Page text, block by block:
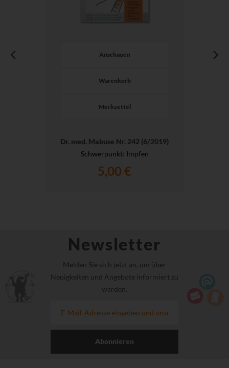
Anschauen
Warenkorb
Merkzettel
Dr. med. Mabuse Nr. 242 (6/2019)
Schwerpunkt: Impfen
5,00 €
Newsletter
Melden Sie sich jetzt an, um über
Neuigkeiten und Angebote informiert zu
werden.
Abonnieren